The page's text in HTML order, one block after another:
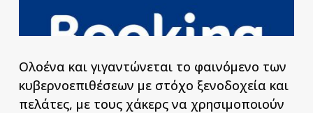
Ολοένα και γιγαντώνεται το φαινόμενο των
κυβερνοεπιθέσεων με στόχο ξενοδοχεία και
πελάτες, με τους χάκερς να χρησιμοποιούν